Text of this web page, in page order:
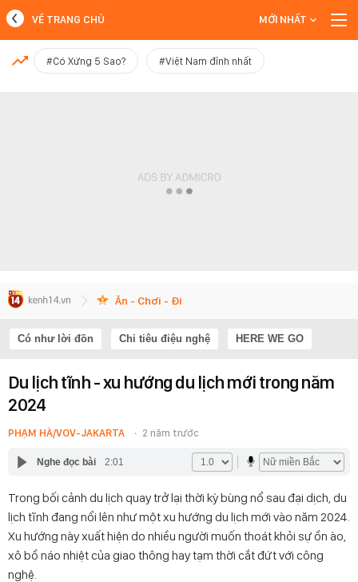
MỚI NHẤT
VỀ TRANG CHỦ MỚI NHẤT
#Có Xứng 5 Sao? #Việt Nam đỉnh nhất
Ăn - Chơi - Đi
Có như lời đồn Chi tiêu điệu nghệ HERE WE GO
Du lịch tĩnh - xu hướng du lịch mới trong năm
2024
PHẠM HÀ/VOV-JAKARTA 2 năm trước
Nghe đọc bài 2:01
Trong bối cảnh du lịch quay trở lại thời kỳ bùng nổ sau đại dịch, du
lịch tĩnh đang nổi lên như một xu hướng du lịch mới vào năm 2024.
Xu hướng này xuất hiện do nhiều người muốn thoát khỏi sự ồn ào,
xô bồ náo nhiệt của giao thông hay tạm thời cắt đứt với công
nghệ.